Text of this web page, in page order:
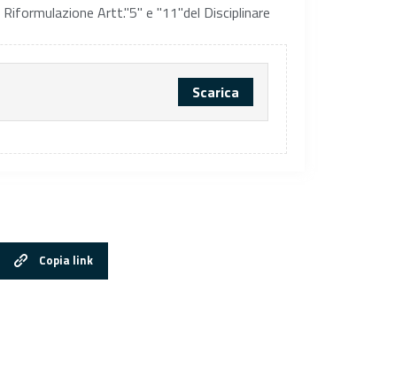
Artt."5" e "11"del Disciplinare
Scarica
Copia link